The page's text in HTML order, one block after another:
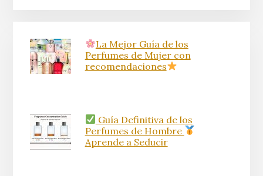
La Mejor Guía de los
Perfumes de Mujer con
recomendaciones
Guía Definitiva de los
Perfumes de Hombre
Aprende a Seducir